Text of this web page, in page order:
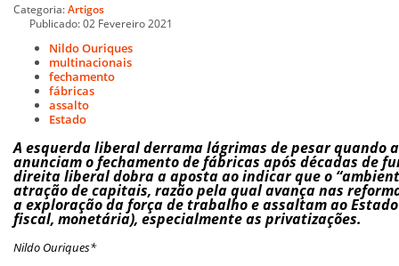
Categoria:Artigos
Publicado: 02 Fevereiro 2021
Nildo Ouriques
multinacionais
fechamento
fábricas
assalto
Estado
A esquerda liberal derrama lágrimas de pesar quando
anunciam o fechamento de fábricas após décadas de
direita liberal dobra a aposta ao indicar que o
atração de capitais, razão pela qual avança nas
a exploração da força de trabalho e assaltam ao
fiscal, monetária), especialmente as privatizações.
Nildo Ouriques*